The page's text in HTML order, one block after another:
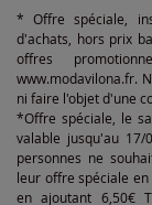
* Offre spéciale,
d'achats, hors prix
offres
www.modavilona.fr.
ni faire l'objet d'une
*Offre spéciale, le
valable jusqu'au 17/
personnes ne
leur offre spéciale
en ajoutant 6,50€